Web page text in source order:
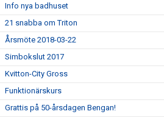
Info nya badhuset
21 snabba om Triton
Årsmöte 2018-03-22
Simbokslut 2017
Kvitton-City Gross
Funktionärskurs
Grattis på 50-årsdagen Bengan!